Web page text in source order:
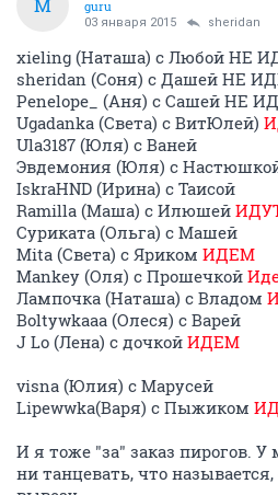
M
guru
03 января 2015 sheridan
xieling (Наташа) с Любой НЕ
sheridan (Соня) с Дашей НЕ
Penelope_ (Аня) с Сашей НЕ
Ugadanka (Света) с ВитЮлей)
Ula3187 (Юля) с Ваней
Эвдемония (Юля) с
IskraHND (Ирина) с Таисой
Ramilla (Маша) с Илюшей
Суриката (Ольга) с Машей
Mita (Света) с Яриком ИДЕМ
Mankey (Оля) с Прошечкой
Лампочка (Наташа) с Владом
Boltywkaaa (Олеся) с Варей
J Lo (Лена) с дочкой ИДЕМ
visna (Юлия) с Марусей
Lipewwka(Варя) с Пыжиком
И я тоже "за" заказ пирогов.
ни танцевать, что